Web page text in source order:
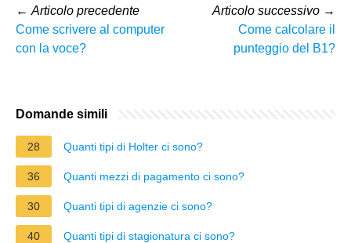
← Articolo precedente
Come scrivere al computer
con la voce?
Articolo successivo →
Come calcolare il
punteggio del B1?
Domande simili
28 Quanti tipi di Holter ci sono?
36 Quanti mezzi di pagamento ci sono?
30 Quanti tipi di agenzie ci sono?
40 Quanti tipi di stagionatura ci sono?